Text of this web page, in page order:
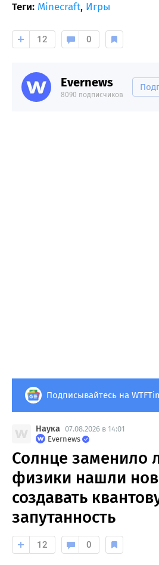
Теги: Minecraft, Игры
12 0
Evernews
8090 подписчиков
Подписывайтесь на
Наука 07.08.2026 в 14:01
Evernews
Солнце заменило
физики нашли
создавать
запутанность
12 0